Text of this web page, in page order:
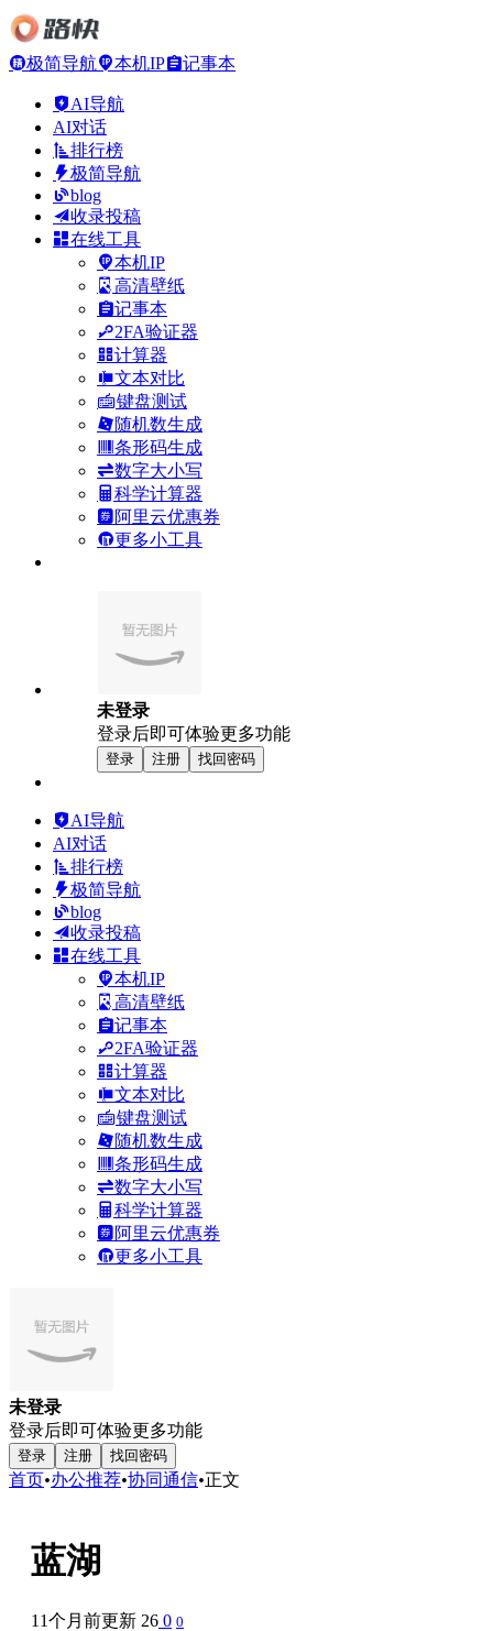
极简导航 本机IP 记事本
AI导航
AI对话
排行榜
极简导航
blog
收录投稿
在线工具
本机IP
高清壁纸
记事本
2FA验证器
计算器
文本对比
键盘测试
随机数生成
条形码生成
数字大小写
科学计算器
阿里云优惠券
更多小工具
未登录
登录后即可体验更多功能
登录 注册 找回密码
AI导航
AI对话
排行榜
极简导航
blog
收录投稿
在线工具
本机IP
高清壁纸
记事本
2FA验证器
计算器
文本对比
键盘测试
随机数生成
条形码生成
数字大小写
科学计算器
阿里云优惠券
更多小工具
未登录
登录后即可体验更多功能
登录 注册 找回密码
首页•办公推荐•协同通信•正文
蓝湖
11个月前更新 26 0 0